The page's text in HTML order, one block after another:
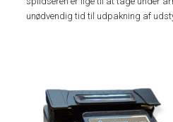
unødvendig tid til udpakning af